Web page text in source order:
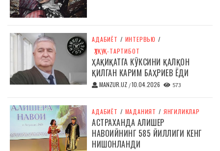
АДАБИЁТ / ИНТЕРВЬЮ /
ҲУҚУҚ-ТАРТИБОТ
ҲАҚИҚАТГА КЎКСИНИ ҚАЛҚОН
ҚИЛГАН КАРИМ БАҲРИЕВ ЁДИ
MANZUR.UZ /10.04.2026 573
АДАБИЁТ / МАДАНИЯТ / ЯНГИЛИКЛАР
АСТРАХАНДА АЛИШЕР
НАВОИЙНИНГ 585 ЙИЛЛИГИ КЕНГ
НИШОНЛАНДИ